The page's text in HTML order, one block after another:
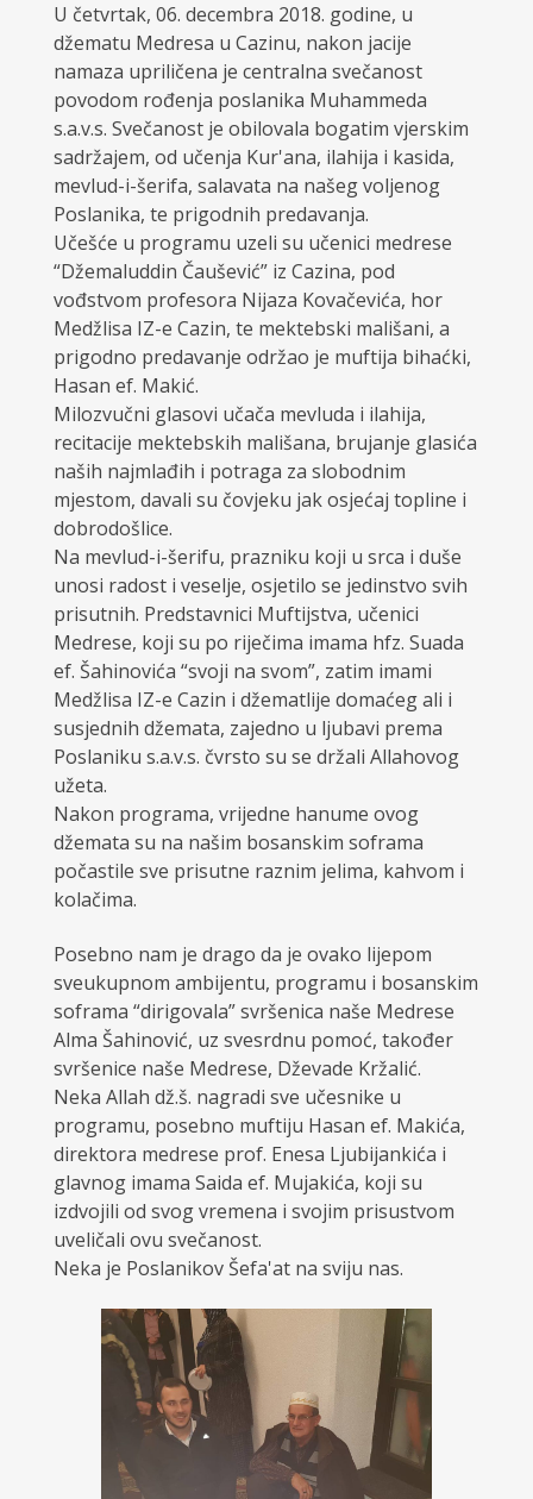
U četvrtak, 06. decembra 2018. godine, u
džematu Medresa u Cazinu, nakon jacije
namaza upriličena je centralna svečanost
povodom rođenja poslanika Muhammeda
s.a.v.s. Svečanost je obilovala bogatim vjerskim
sadržajem, od učenja Kur'ana, ilahija i kasida,
mevlud-i-šerifa, salavata na našeg voljenog
Poslanika, te prigodnih predavanja.
Učešće u programu uzeli su učenici medrese
“Džemaluddin Čaušević” iz Cazina, pod
vođstvom profesora Nijaza Kovačevića, hor
Medžlisa IZ-e Cazin, te mektebski mališani, a
prigodno predavanje održao je muftija bihaćki,
Hasan ef. Makić.
Milozvučni glasovi učača mevluda i ilahija,
recitacije mektebskih mališana, brujanje glasića
naših najmlađih i potraga za slobodnim
mjestom, davali su čovjeku jak osjećaj topline i
dobrodošlice.
Na mevlud-i-šerifu, prazniku koji u srca i duše
unosi radost i veselje, osjetilo se jedinstvo svih
prisutnih. Predstavnici Muftijstva, učenici
Medrese, koji su po riječima imama hfz. Suada
ef. Šahinovića “svoji na svom”, zatim imami
Medžlisa IZ-e Cazin i džematlije domaćeg ali i
susjednih džemata, zajedno u ljubavi prema
Poslaniku s.a.v.s. čvrsto su se držali Allahovog
užeta.
Nakon programa, vrijedne hanume ovog
džemata su na našim bosanskim soframa
počastile sve prisutne raznim jelima, kahvom i
kolačima.
Posebno nam je drago da je ovako lijepom
sveukupnom ambijentu, programu i bosanskim
soframa “dirigovala” svršenica naše Medrese
Alma Šahinović, uz svesrdnu pomoć, također
svršenice naše Medrese, Dževade Kržalić.
Neka Allah dž.š. nagradi sve učesnike u
programu, posebno muftiju Hasan ef. Makića,
direktora medrese prof. Enesa Ljubijankića i
glavnog imama Saida ef. Mujakića, koji su
izdvojili od svog vremena i svojim prisustvom
uveličali ovu svečanost.
Neka je Poslanikov Šefa'at na sviju nas.